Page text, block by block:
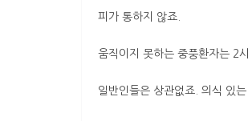
피가 통하지 않죠.
움직이지 못하는 중풍환자는 2
일반인들은 상관없죠. 의식 있